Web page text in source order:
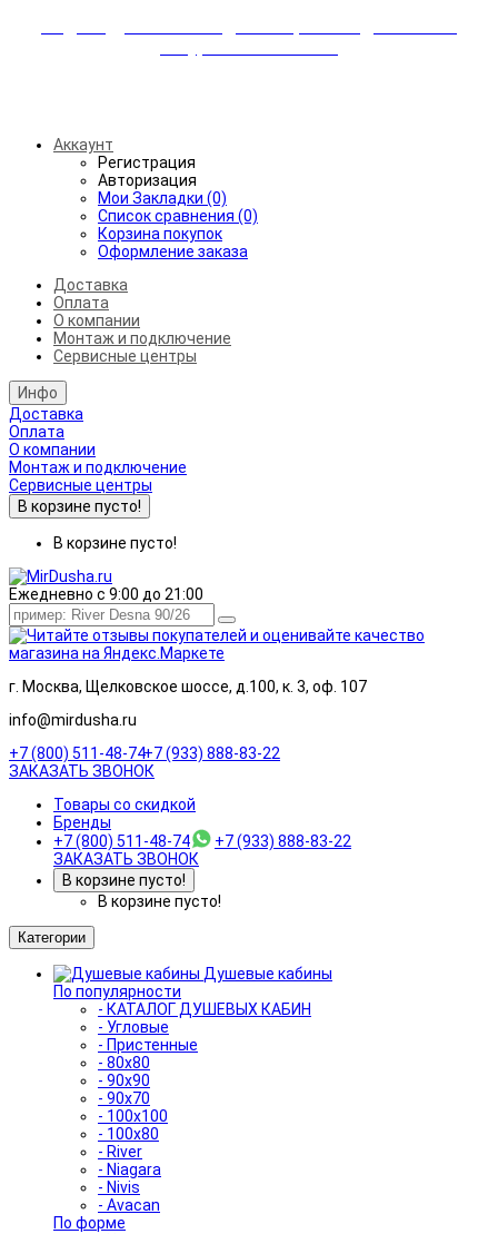
Аккаунт
Регистрация
Авторизация
Мои Закладки (0)
Список сравнения (0)
Корзина покупок
Оформление заказа
Доставка
Оплата
О компании
Монтаж и подключение
Сервисные центры
Инфо
Доставка
Оплата
О компании
Монтаж и подключение
Сервисные центры
В корзине пусто!
В корзине пусто!
Ежедневно с 9:00 до 21:00
г. Москва, Щелковское шоссе, д.100, к. 3, оф. 107
info@mirdusha.ru
+7 (800) 511-48-74+7 (933) 888-83-22
ЗАКАЗАТЬ ЗВОНОК
Товары со скидкой
Бренды
+7 (800) 511-48-74
+7 (933) 888-83-22
ЗАКАЗАТЬ ЗВОНОК
В корзине пусто!
В корзине пусто!
Категории
Душевые кабины
По популярности
- КАТАЛОГ ДУШЕВЫХ КАБИН
- Угловые
- Пристенные
- 80x80
- 90x90
- 90x70
- 100x100
- 100x80
- River
- Niagara
- Nivis
- Avacan
По форме